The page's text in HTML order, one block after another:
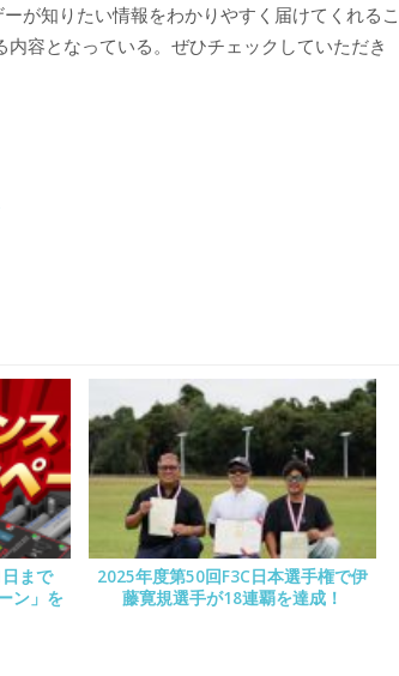
が知りたい情報をわかりやすく届けてくれるこ
容となっている。ぜひチェックしていただき
まで
ン」を
2025年度第50回F3C日本選手権で伊
藤寛規選手が18連覇を達成！